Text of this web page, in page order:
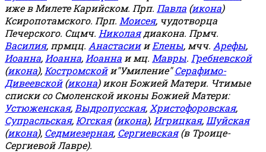
иже в Милете Карийском. Прп. Павла (икона)
Ксиропотамского. Прп. Моисея, чудотворца
Печерского. Сщмч. Николаядиакона. Прмч.
Василия, прмцц. АнастасиииЕлены, мчч. Арефы,
Иоанна, Иоанна, Иоанна и мц. Мавры. Гребневской
(икона), Костромскойи"Умиление"Серафимо-
Дивеевской(икона) икон Божией Матери. Чтимые
списки со Смоленской иконы Божией Матери:
Устюженская, Выдропусская, Христофоровская,
Супрасльская, Югская(икона), Игрицкая, Шуйская
(икона), Седмиезерная, Сергиевская(в Троице-
Сергиевой Лавре).